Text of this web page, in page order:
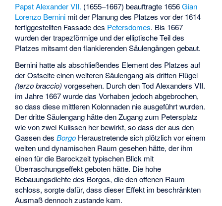
Papst Alexander VII. (1655–1667) beauftragte 1656Gian
Lorenzo Bernini mit der Planung des Platzes vor der 1614
fertiggestellten Fassade des Petersdomes. Bis 1667
wurden der trapezförmige und der elliptische Teil des
Platzes mitsamt den flankierenden Säulengängen gebaut.
Bernini hatte als abschließendes Element des Platzes auf
der Ostseite einen weiteren Säulengang als dritten Flügel
(terzo braccio)vorgesehen. Durch den Tod Alexanders VII.
im Jahre 1667 wurde das Vorhaben jedoch abgebrochen,
so dass diese mittleren Kolonnaden nie ausgeführt wurden.
Der dritte Säulengang hätte den Zugang zum Petersplatz
wie von zwei Kulissen her bewirkt, so dass der aus den
Gassen desBorgo Heraustretende sich plötzlich vor einem
weiten und dynamischen Raum gesehen hätte, der ihm
einen für die Barockzeit typischen Blick mit
Überraschungseffekt geboten hätte. Die hohe
Bebauungsdichte des Borgos, die den offenen Raum
schloss, sorgte dafür, dass dieser Effekt im beschränkten
Ausmaß dennoch zustande kam.